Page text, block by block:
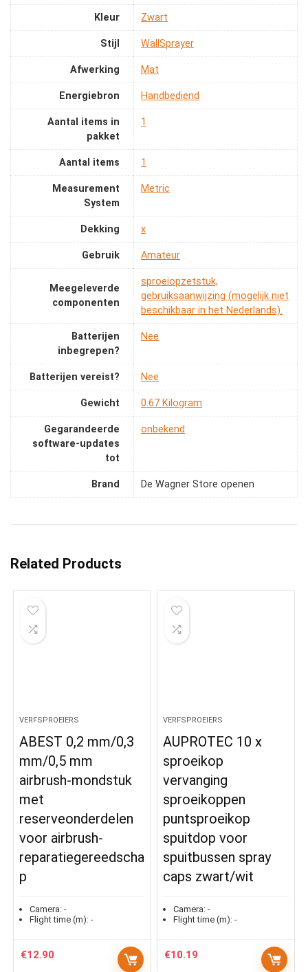
Kleur ‎Zwart
Stijl ‎WallSprayer
Afwerking ‎Mat
Energiebron ‎Handbediend
Aantal items in
pakket
‎1
Aantal items ‎1
Measurement
System
‎Metric
Dekking ‎x
Gebruik ‎Amateur
Meegeleverde
componenten
‎sproeiopzetstuk,
gebruiksaanwijzing (mogelijk niet
beschikbaar in het Nederlands).
Batterijen
inbegrepen?
‎Nee
Batterijen vereist? ‎Nee
Gewicht ‎0.67 Kilogram
Gegarandeerde
software-updates
tot
‎onbekend
Brand De Wagner Store openen
Related Products
VERFSPROEIERS
ABEST 0,2 mm/0,3
mm/0,5 mm
airbrush-mondstuk
met
reserveonderdelen
voor airbrush-
reparatiegereedscha
p
Camera: -
Flight time (m): -
€12.90
VERFSPROEIERS
AUPROTEC 10 x
sproeikop
vervanging
sproeikoppen
puntsproeikop
spuitdop voor
spuitbussen spray
caps zwart/wit
Camera: -
Flight time (m): -
€10.19